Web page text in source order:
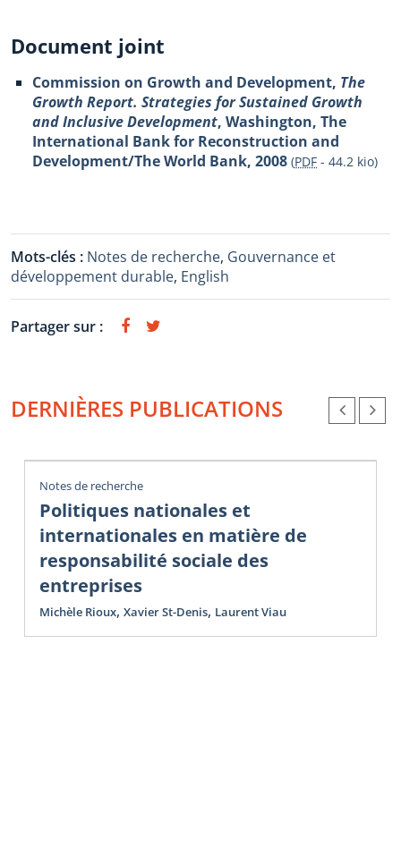
Document joint
Commission on Growth and Development, The
Growth Report. Strategies for Sustained Growth
and Inclusive Development, Washington, The
International Bank for Reconstruction and
Development/The World Bank, 2008 (PDF - 44.2 kio)
Mots-clés : Notes de recherche, Gouvernance et
développement durable, English
Partager sur :
DERNIÈRES PUBLICATIONS
Notes de recherche
Politiques nationales et
internationales en matière de
responsabilité sociale des
entreprises
Michèle Rioux, Xavier St-Denis, Laurent Viau